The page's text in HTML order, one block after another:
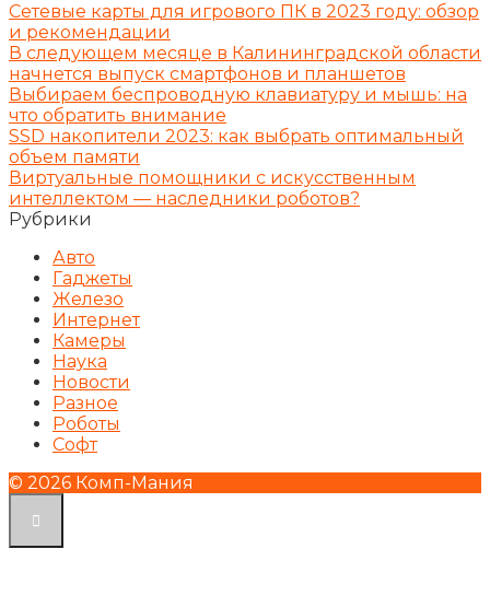
Сетевые карты для игрового ПК в 2023 году: обзор
и рекомендации
В следующем месяце в Калининградской области
начнется выпуск смартфонов и планшетов
Выбираем беспроводную клавиатуру и мышь: на
что обратить внимание
SSD накопители 2023: как выбрать оптимальный
объем памяти
Виртуальные помощники с искусственным
интеллектом — наследники роботов?
Рубрики
Авто
Гаджеты
Железо
Интернет
Камеры
Наука
Новости
Разное
Роботы
Софт
© 2026 Комп-Мания